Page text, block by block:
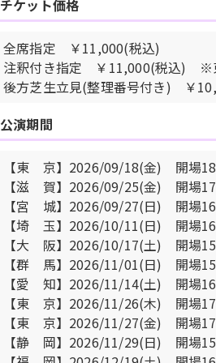
チケット価格
全席指定 ￥11,000(税込)
注釈付き指定 ￥11,000(税込) ※
後方芝生立見(整理番号付き) ￥
公演期間
【東 京】2026/09/18(金) 開場
【滋 賀】2026/09/25(金) 開場
【宮 城】2026/09/27(日) 開場
【埼 玉】2026/10/11(日) 開場
【大 阪】2026/10/17(土) 開場
【群 馬】2026/11/01(日) 開場
【愛 知】2026/11/14(土) 開場
【東 京】2026/11/26(木) 開場
【東 京】2026/11/27(金) 開場
【静 岡】2026/11/29(日) 開場